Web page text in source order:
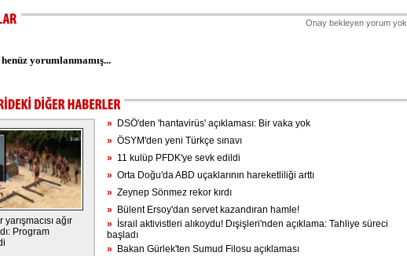
Onay bekleyen yorum yok.
yorumlanmamış...
ağır
Program
» DSÖ'den 'hantavirüs' açıklaması: Bir vaka yok
» ÖSYM'den yeni Türkçe sınavı
» 11 kulüp PFDK'ye sevk edildi
» Orta Doğu'da ABD uçaklarının hareketliliği arttı
» Zeynep Sönmez rekor kırdı
» Bülent Ersoy'dan servet kazandıran hamle!
» İsrail aktivistleri alıkoydu! Dışişleri'nden açıklama: Tahliye süreci
başladı
» Bakan Gürlek'ten Sumud Filosu açıklaması